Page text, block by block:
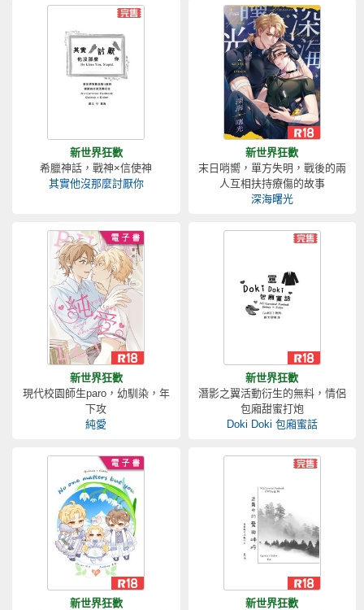
新世界狂歡
希臘神話，戰神×信使神
其實他沒那麼討厭你
新世界狂歡
末日哨嚮，單方失明，戰後的兩
人互相扶持療傷的故事
深海曙光
新世界狂歡
現代校園師生paro，幼馴染，年
下攻
純愛
新世界狂歡
潛影之翼活動衍生的無料，情侶
包廂甜蜜打炮
Doki Doki 包廂蜜話
新世界狂歡
新世界狂歡